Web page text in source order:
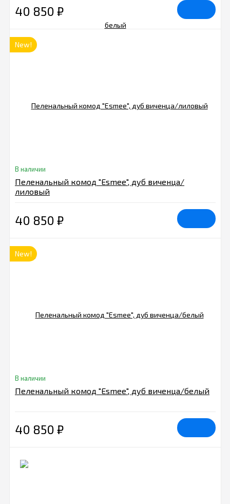
40 850 ₽
New!
В наличии
Пеленальный комод "Esmee", дуб виченца/
лиловый
40 850 ₽
New!
В наличии
Пеленальный комод "Esmee", дуб виченца/белый
40 850 ₽